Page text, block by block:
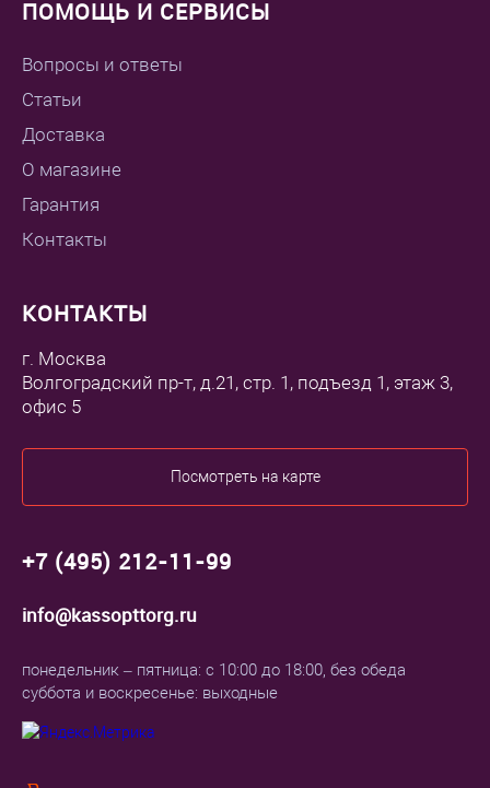
ПОМОЩЬ И СЕРВИСЫ
Вопросы и ответы
Статьи
Доставка
О магазине
Гарантия
Контакты
КОНТАКТЫ
г. Москва
Волгоградский пр-т, д.21, стр. 1, подъезд 1, этаж 3,
офис 5
Посмотреть на карте
+7 (495) 212-11-99
info@kassopttorg.ru
понедельник – пятница: с 10:00 до 18:00, без обеда
суббота и воскресенье: выходные